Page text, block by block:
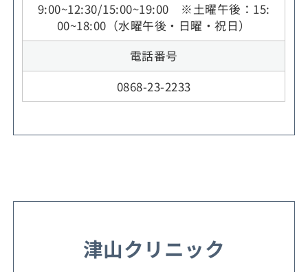
9:00~12:30/15:00~19:00 ※土曜午後：15:
00~18:00（水曜午後・日曜・祝日）
電話番号
0868-23-2233
津山クリニック